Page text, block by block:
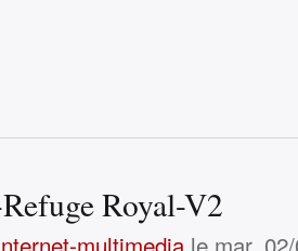
Royal-V2
multimedia le mar,